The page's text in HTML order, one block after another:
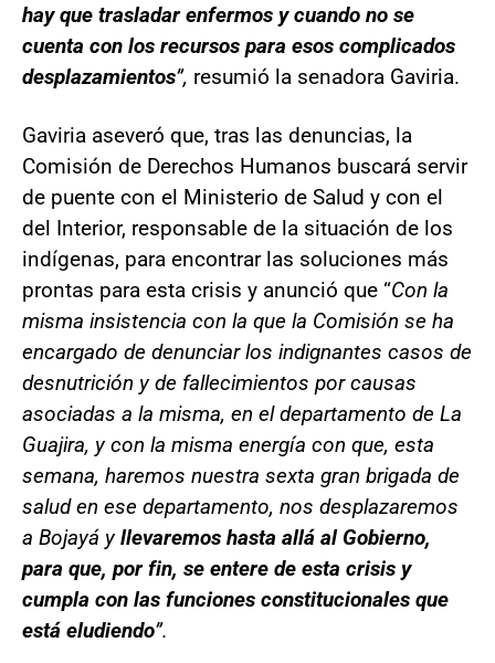
hay que trasladar enfermos y cuando no se
cuenta con los recursos para esos complicados
desplazamientos”, resumió la senadora Gaviria.
Gaviria aseveró que, tras las denuncias, la
Comisión de Derechos Humanos buscará servir
de puente con el Ministerio de Salud y con el
del Interior, responsable de la situación de los
indígenas, para encontrar las soluciones más
prontas para esta crisis y anunció que “Con la
misma insistencia con la que la Comisión se ha
encargado de denunciar los indignantes casos de
desnutrición y de fallecimientos por causas
asociadas a la misma, en el departamento de La
Guajira, y con la misma energía con que, esta
semana, haremos nuestra sexta gran brigada de
salud en ese departamento, nos desplazaremos
a Bojayá yllevaremos hasta allá al Gobierno,
para que, por fin, se entere de esta crisis y
cumpla con las funciones constitucionales que
está eludiendo”.